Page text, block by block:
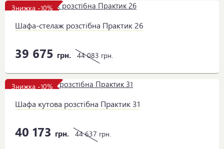
Знижка -10%
Шафа-стелаж розстібна Практик 26
39 675 грн. 44 083 грн.
Знижка -10%
Шафа кутова розстібна Практик 31
40 173 грн. 44 637 грн.